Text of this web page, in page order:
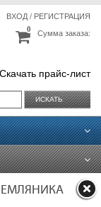
ВХОД/ РЕГИСТРАЦИЯ
Сумма заказа:
0
Скачать прайс-лист
ИСКАТЬ